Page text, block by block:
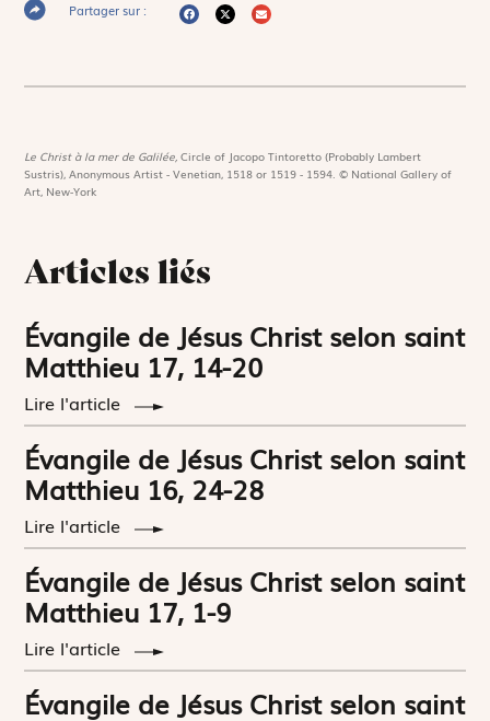
Partager sur :
Le Christ à la mer de Galilée,Circle of Jacopo Tintoretto (Probably Lambert
Sustris), Anonymous Artist - Venetian, 1518 or 1519 - 1594. © National Gallery of
Art, New-York
Articles liés
Évangile de Jésus Christ selon saint
Matthieu 17, 14-20
Lire l'article
Évangile de Jésus Christ selon saint
Matthieu 16, 24-28
Lire l'article
Évangile de Jésus Christ selon saint
Matthieu 17, 1-9
Lire l'article
Évangile de Jésus Christ selon saint